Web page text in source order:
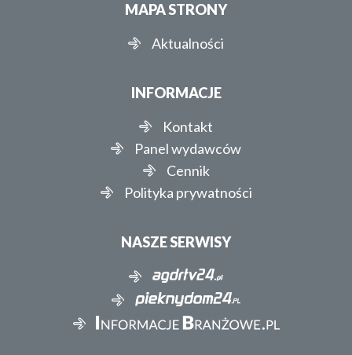
MAPA STRONY
Aktualności
INFORMACJE
Kontakt
Panel wydawców
Cennik
Polityka prywatności
NASZE SERWISY